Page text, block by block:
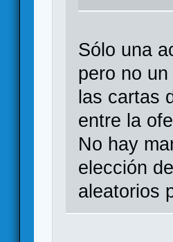
Sólo una
pero no
las cartas
entre la
No hay
elección
aleatorios